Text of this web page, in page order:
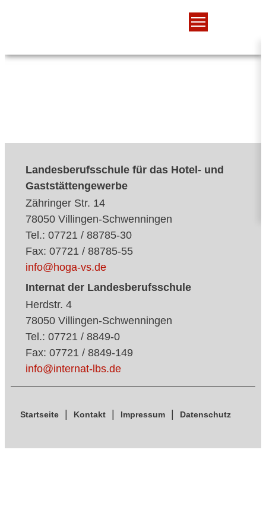
Landesberufsschule für das Hotel- und
Gaststättengewerbe
Zähringer Str. 14
78050 Villingen-Schwenningen
Tel.: 07721 / 88785-30
Fax: 07721 / 88785-55
info@hoga-vs.de
Internat der Landesberufsschule
Herdstr. 4
78050 Villingen-Schwenningen
Tel.: 07721 / 8849-0
Fax: 07721 / 8849-149
info@internat-lbs.de
Startseite Kontakt Impressum Datenschutz